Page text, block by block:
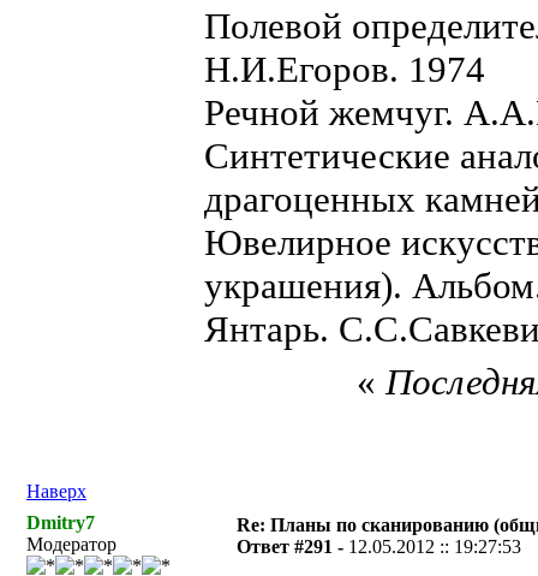
Полевой
Н.И.Егоров. 1974
Речной жемчуг.
Синтетические
драгоценных
Ювелирное
украшения).
Янтарь.
Наверх
«
Dmitry7
Модератор
Re: Планы по сканированию
Ответ #291 - 12.05.2012 :: 19:27:53